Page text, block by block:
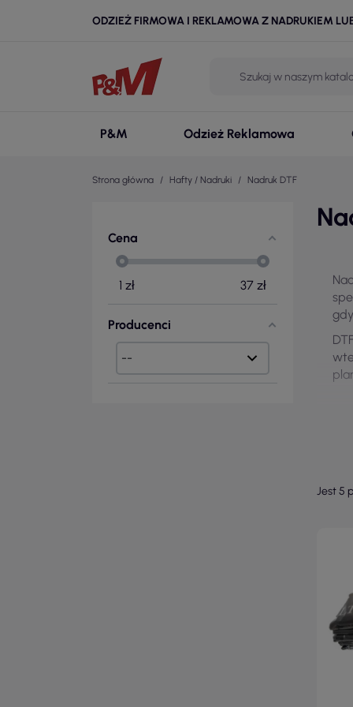
ODZIEŻ FIRMOWA I REKLAMOWA Z NADRUKIEM
P&M Odzież Reklamowa
Strona główna Hafty / Nadruki Nadruk DTF
Cena
1 zł 37 zł
Producenci
Jest 5